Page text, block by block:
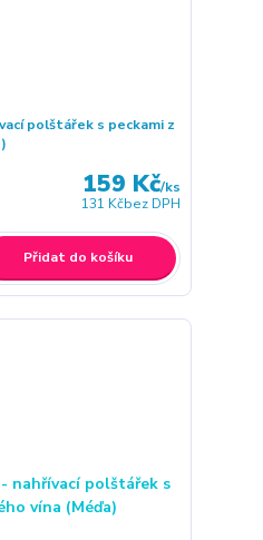
polštářek s peckami z
159 Kč/ks
131 Kčbez DPH
Přidat do košíku